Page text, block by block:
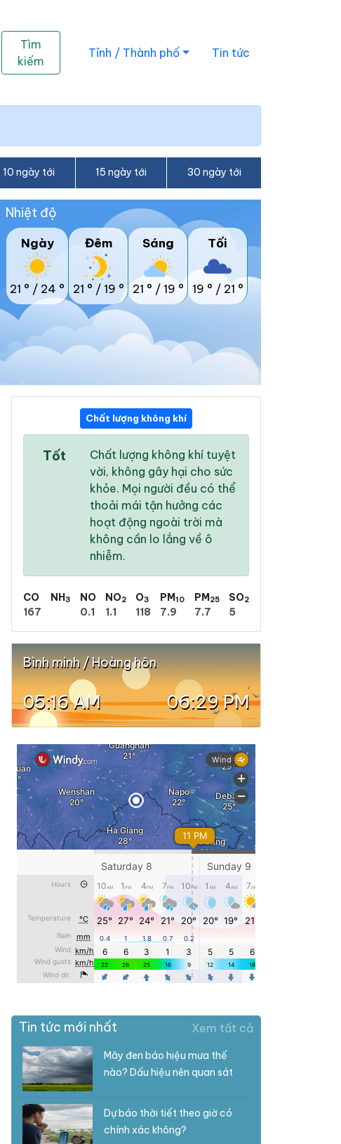
Tìm
kiếm
Tỉnh / Thành phố Tin tức
10 ngày tới 15 ngày tới 30 ngày tới
Nhiệt độ
Ngày
21 ° / 24 °
Đêm
21 ° / 19 °
Sáng
21 ° / 19 °
Tối
19 ° / 21 °
22 ° /
22 °
/ 25 °
Chất lượng không khí
Tốt
Chất lượng không khí tuyệt
vời, không gây hại cho sức
khỏe. Mọi người đều có thể
thoải mái tận hưởng các
hoạt động ngoài trời mà
không cần lo lắng về ô
nhiễm.
CO
167
NH3
NO
0.1
NO2
1.1
O3
118
PM10
7.9
PM25
7.7
SO2
5
Bình minh / Hoàng hôn
05:16 AM 06:29 PM
Tin tức mới nhất Xem tất cả
Mây đen báo hiệu mưa thế
nào? Dấu hiệu nên quan sát
Dự báo thời tiết theo giờ có
chính xác không?